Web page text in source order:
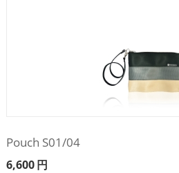
Pouch S01/04
6,600円